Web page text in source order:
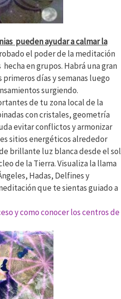
pueden ayudar a calmar la
el poder de la meditación
en grupos. Habrá una gran
días y semanas luego
surgiendo.
de tu zona local de la
con cristales, geometría
evitar conflictos y armonizar
sitios energéticos alrededor
brillante luz blanca desde el sol
de la Tierra. Visualiza la llama
Hadas, Delfines y
que te sientas guiado a
y como conocer los centros de